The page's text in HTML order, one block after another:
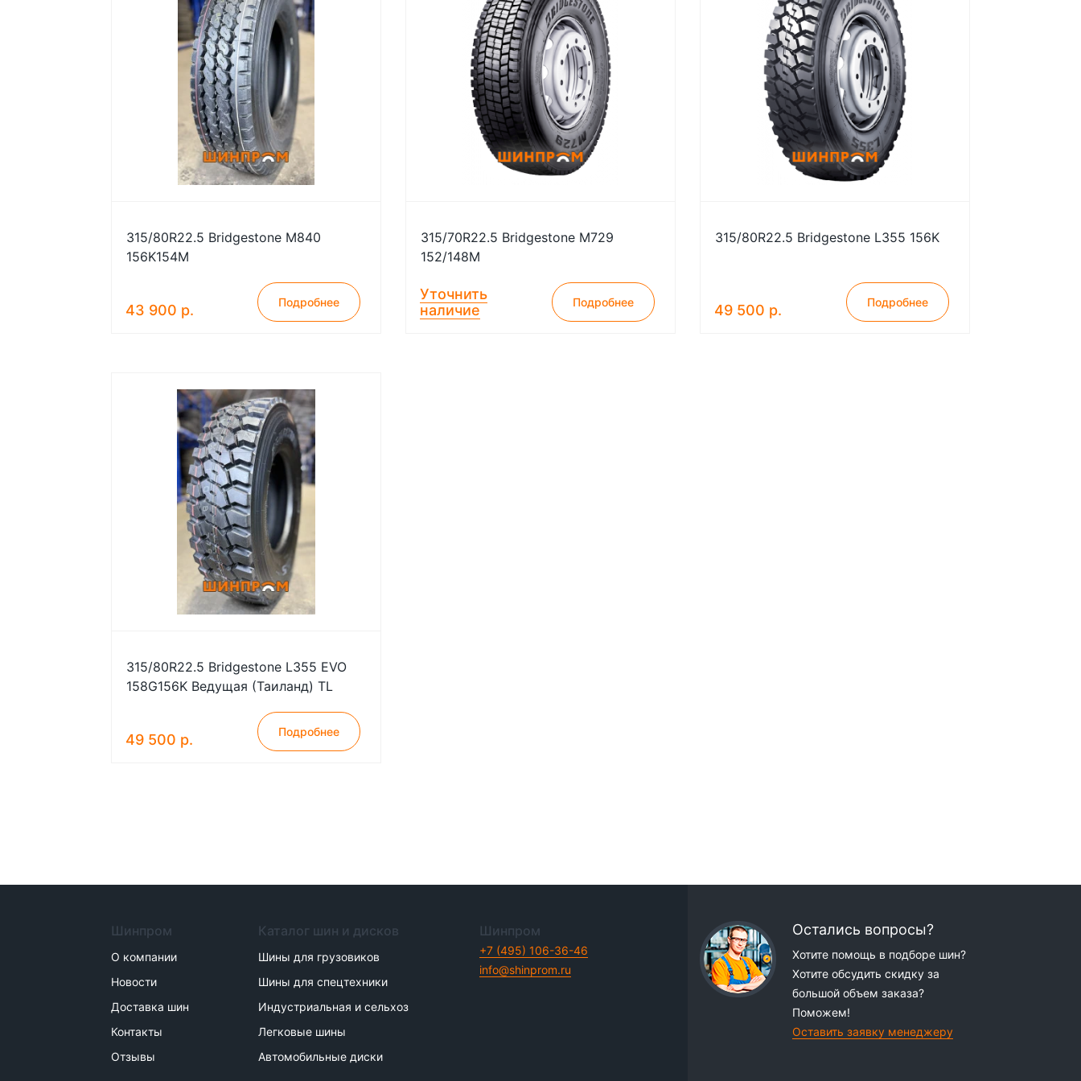
315/80R22.5 Bridgestone M840
156K154M
43 900 р. Подробнее
315/70R22.5 Bridgestone M729
152/148M
Уточнить
наличие
Подробнее
315/80R22.5 Bridgestone L355 156K
49 500 р. Подробнее
315/80R22.5 Bridgestone L355 EVO
158G156K Ведущая (Таиланд) TL
49 500 р. Подробнее
Шинпром
О компании
Новости
Доставка шин
Контакты
Отзывы
Каталог шин и дисков
Шины для грузовиков
Шины для спецтехники
Индустриальная и сельхоз
Легковые шины
Автомобильные диски
Шинпром
+7 (495) 106-36-46
info@shinprom.ru
Остались вопросы?
Хотите помощь в подборе шин?
Хотите обсудить скидку за
большой объем заказа?
Поможем!
Оставить заявку менеджеру